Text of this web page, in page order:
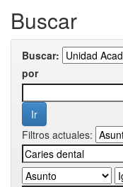
Buscar
Buscar:
por
Filtros actuales: